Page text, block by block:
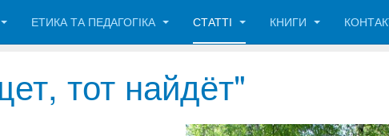
ЕТИКА ТА ПЕДАГОГІКА СТАТТІ КНИГИ
тот найдёт"